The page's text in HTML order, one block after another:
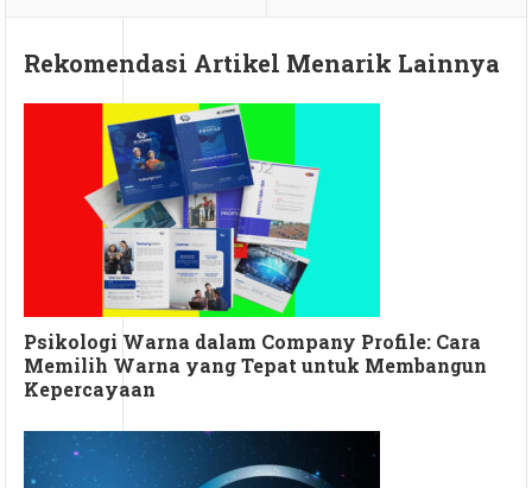
Rekomendasi Artikel Menarik Lainnya
Psikologi Warna dalam Company Profile: Cara
Memilih Warna yang Tepat untuk Membangun
Kepercayaan